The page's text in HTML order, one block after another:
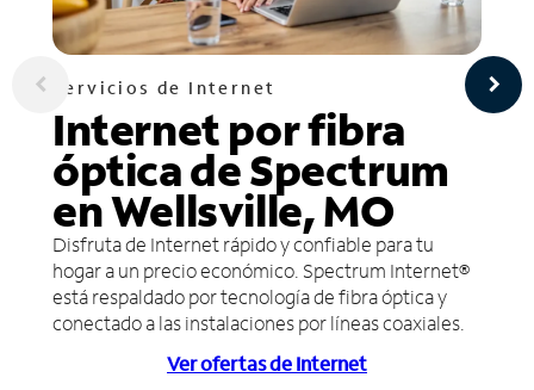
Servicios de Internet
Internet por fibra
óptica de Spectrum
en Wellsville, MO
Disfruta de Internet rápido y confiable para tu
hogar a un precio económico. Spectrum Internet®
está respaldado por tecnología de fibra óptica y
conectado a las instalaciones por líneas coaxiales.
Ver ofertas de Internet